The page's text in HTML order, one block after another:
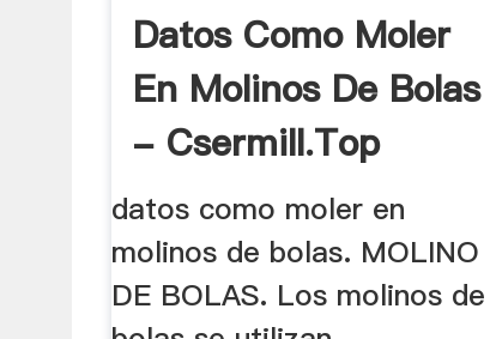
Datos Como Moler
En Molinos De Bolas
- Csermill.top
datos como moler en
molinos de bolas. MOLINO
DE BOLAS. Los molinos de